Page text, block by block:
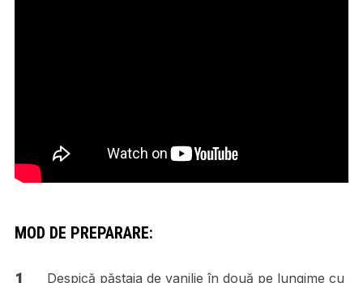
MOD DE PREPARARE:
Despică păstaia de vanilie în două pe lungime cu